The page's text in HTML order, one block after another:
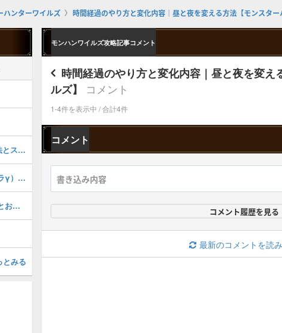
ハンターワイルズ 時間経過のやり方と変化内容｜昼と夜を変える方法【モンスタ
モンハンワイルズ攻略記事コメント
時間経過のやり方と変化内容｜昼と夜を変
ルズ】
コメント
1-4件を表示中 / 合計4件
コメント
コメント履歴を見る
最新のコメントを読
蒼世ノ侍α（USJ装備）の入手方法とスキル・性能
歴戦王ジンダハド装備（ダハディラγ）のスキルと性能
巨戟アーティア武器厳選のやり方とおすすめスキル
とみる